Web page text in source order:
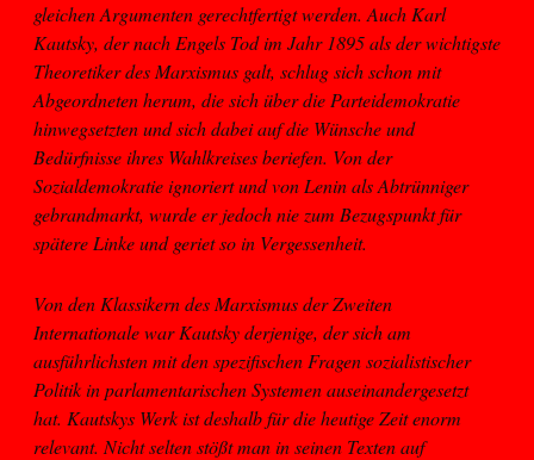
gleichen Argumenten gerechtfertigt werden. Auch Karl
Kautsky, der nach Engels Tod im Jahr 1895 als der wichtigste
Theoretiker des Marxismus galt, schlug sich schon mit
Abgeordneten herum, die sich über die Parteidemokratie
hinwegsetzten und sich dabei auf die Wünsche und
Bedürfnisse ihres Wahlkreises beriefen. Von der
Sozialdemokratie ignoriert und von Lenin als Abtrünniger
gebrandmarkt, wurde er jedoch nie zum Bezugspunkt für
spätere Linke und geriet so in Vergessenheit.
Von den Klassikern des Marxismus der Zweiten
Internationale war Kautsky derjenige, der sich am
ausführlichsten mit den spezifischen Fragen sozialistischer
Politik in parlamentarischen Systemen auseinandergesetzt
hat. Kautskys Werk ist deshalb für die heutige Zeit enorm
relevant. Nicht selten stößt man in seinen Texten auf